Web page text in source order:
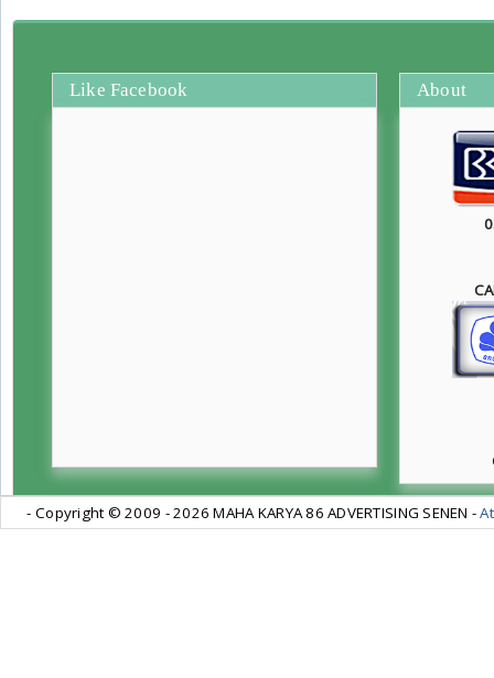
Like Facebook About
- Copyright © 2009 -2026 MAHA KARYA 86 ADVERTISING SENEN -